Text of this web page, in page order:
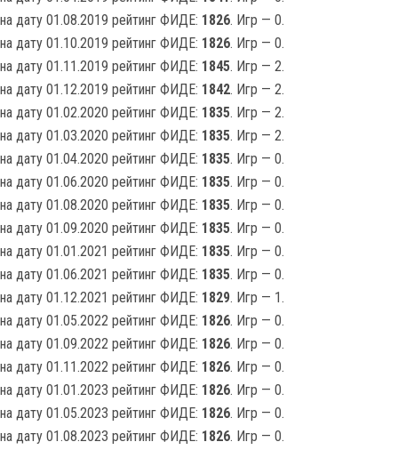
на дату 01.08.2019 рейтинг ФИДЕ: 1826. Игр — 0.
на дату 01.10.2019 рейтинг ФИДЕ: 1826. Игр — 0.
на дату 01.11.2019 рейтинг ФИДЕ: 1845. Игр — 2.
на дату 01.12.2019 рейтинг ФИДЕ: 1842. Игр — 2.
на дату 01.02.2020 рейтинг ФИДЕ: 1835. Игр — 2.
на дату 01.03.2020 рейтинг ФИДЕ: 1835. Игр — 2.
на дату 01.04.2020 рейтинг ФИДЕ: 1835. Игр — 0.
на дату 01.06.2020 рейтинг ФИДЕ: 1835. Игр — 0.
на дату 01.08.2020 рейтинг ФИДЕ: 1835. Игр — 0.
на дату 01.09.2020 рейтинг ФИДЕ: 1835. Игр — 0.
на дату 01.01.2021 рейтинг ФИДЕ: 1835. Игр — 0.
на дату 01.06.2021 рейтинг ФИДЕ: 1835. Игр — 0.
на дату 01.12.2021 рейтинг ФИДЕ: 1829. Игр — 1.
на дату 01.05.2022 рейтинг ФИДЕ: 1826. Игр — 0.
на дату 01.09.2022 рейтинг ФИДЕ: 1826. Игр — 0.
на дату 01.11.2022 рейтинг ФИДЕ: 1826. Игр — 0.
на дату 01.01.2023 рейтинг ФИДЕ: 1826. Игр — 0.
на дату 01.05.2023 рейтинг ФИДЕ: 1826. Игр — 0.
на дату 01.08.2023 рейтинг ФИДЕ: 1826. Игр — 0.